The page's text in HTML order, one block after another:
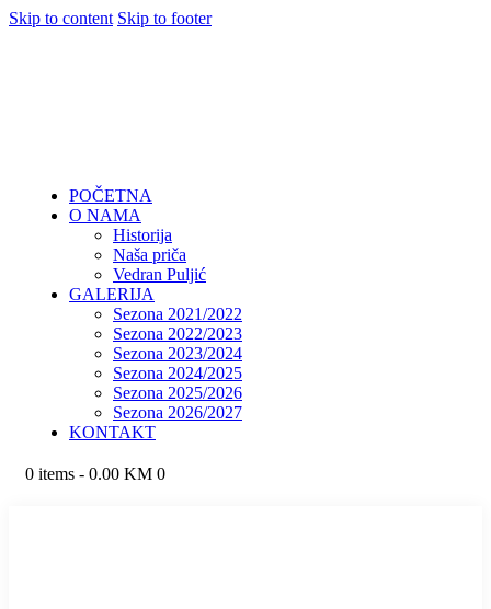
Skip to content Skip to footer
POČETNA
O NAMA
Historija
Naša priča
Vedran Puljić
GALERIJA
Sezona 2021/2022
Sezona 2022/2023
Sezona 2023/2024
Sezona 2024/2025
Sezona 2025/2026
Sezona 2026/2027
KONTAKT
0 items - 0.00 KM 0